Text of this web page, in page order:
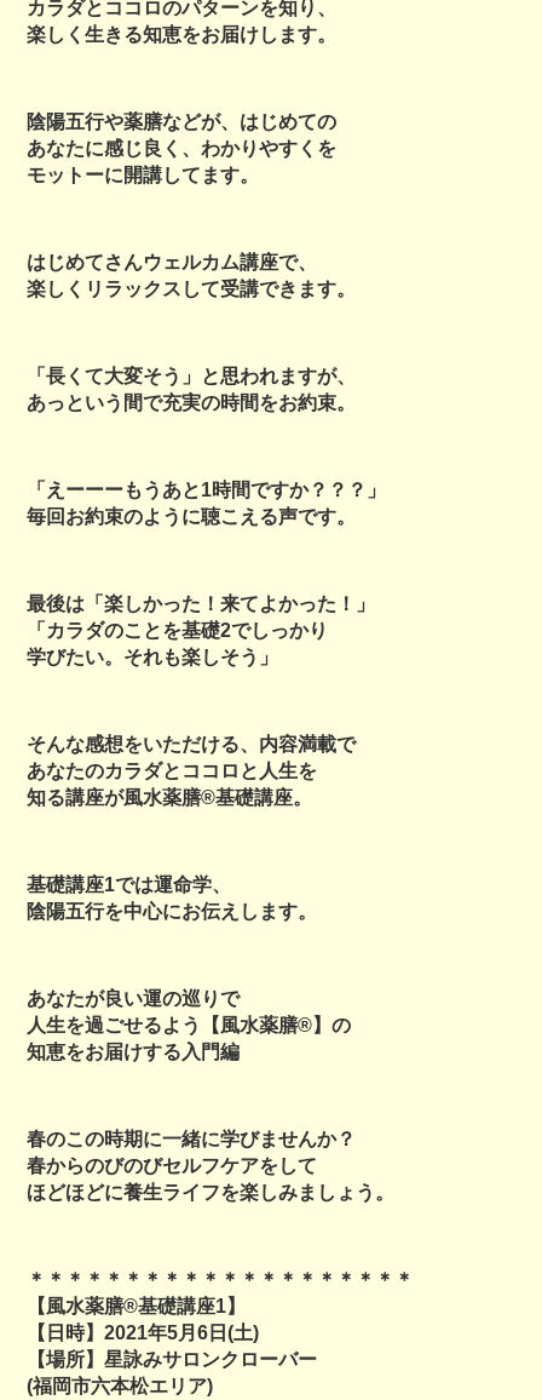
カラダとココロのパターンを知り、
楽しく生きる知恵をお届けします。
陰陽五行や薬膳などが、はじめての
あなたに感じ良く、わかりやすくを
モットーに開講してます。
はじめてさんウェルカム講座で、
楽しくリラックスして受講できます。
「長くて大変そう」と思われますが、
あっという間で充実の時間をお約束。
「えーーーもうあと1時間ですか？？？」
毎回お約束のように聴こえる声です。
最後は「楽しかった！来てよかった！」
「カラダのことを基礎2でしっかり
学びたい。それも楽しそう」
そんな感想をいただける、内容満載で
あなたのカラダとココロと人生を
知る講座が風水薬膳®︎基礎講座。
基礎講座1では運命学、
陰陽五行を中心にお伝えします。
あなたが良い運の巡りで
人生を過ごせるよう【風水薬膳®︎】の
知恵をお届けする入門編
春のこの時期に一緒に学びませんか？
春からのびのびセルフケアをして
ほどほどに養生ライフを楽しみましょう。
＊＊＊＊＊＊＊＊＊＊＊＊＊＊＊＊＊＊＊＊
【風水薬膳®基礎講座1】
【日時】2021年5月6日(土)
【場所】星詠みサロンクローバー
(福岡市六本松エリア)